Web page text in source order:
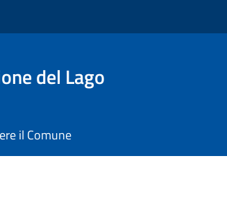
del Lago
il Comune